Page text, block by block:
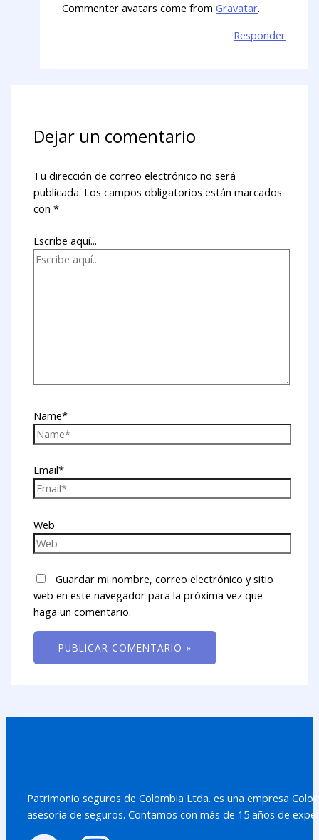
Commenter avatars come fromGravatar.
Responder
Dejar un comentario
Tu dirección de correo electrónico no será
publicada. Los campos obligatorios están marcados
con*
Escribe aquí...
Name*
Email*
Web
Guardar mi nombre, correo electrónico y sitio
web en este navegador para la próxima vez que
haga un comentario.
Patrimonio seguros de Colombia Ltda. es una empresa
asesoría de seguros. Contamos con más de 15 años de